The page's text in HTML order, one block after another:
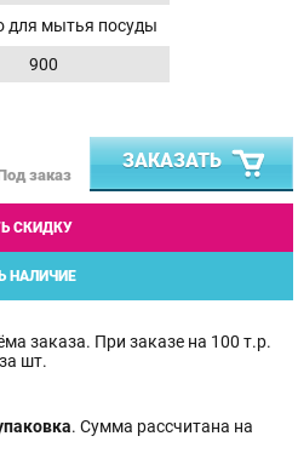
для мытья посуды
900
заказ
ЗАКАЗАТЬ
СКИДКУ
НАЛИЧИЕ
заказа. При заказе на 100 т.р.
за шт.
. Сумма рассчитана на